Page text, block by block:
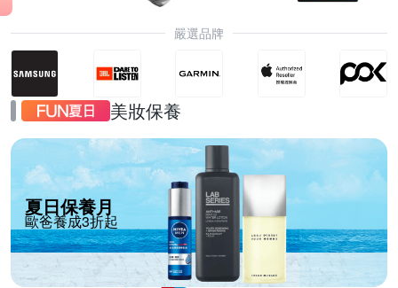
嚴選品牌
美妝保養
夏日保養月
歐爸養成3折起